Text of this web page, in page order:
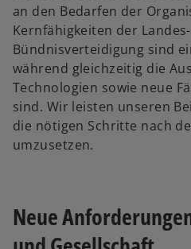
an den Bedarfen der
Kernfähigkeiten der
Bündnisverteidigung sind
während gleichzeitig die
Technologien sowie neue
sind. Wir leisten unseren
die nötigen Schritte nach
umzusetzen.
Neue